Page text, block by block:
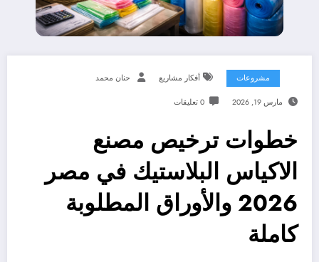
مشروعات أفكار مشاريع حنان محمد
مارس 19, 2026 0 تعليقات
خطوات ترخيص مصنع
الاكياس البلاستيك في مصر
2026 والأوراق المطلوبة
كاملة